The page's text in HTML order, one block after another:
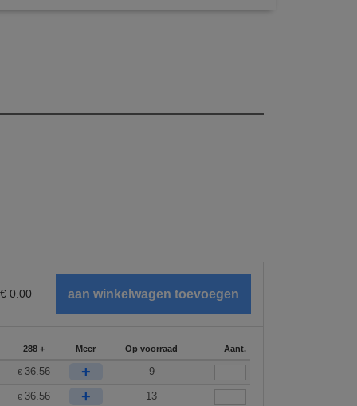
€ 0.00
288 + Meer Op voorraad Aant.
€ 36.56 + 9
€ 36.56 + 13